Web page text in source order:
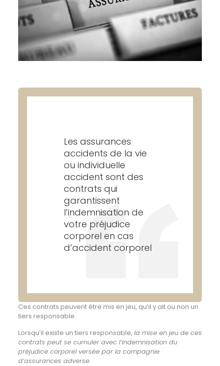
Les assurances
accidents de la vie
ou individuelle
accident sont des
contrats qui
garantissent
l’indemnisation de
votre préjudice
corporel en cas
d’accident corporel
Ces contrats peuvent être mis en jeu, qu’il y ait ou non un
tiers responsable.
Lorsqu’il existe un tiers responsable, la mise en jeu de ces
contrats peut se cumuler avec l’indemnisation du
préjudice corporel versée par la compagnie
d’assurances adverse.